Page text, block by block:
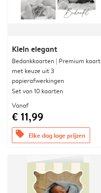
Klein elegant
Bedankkaarten | Premium kaart
met keuze uit 3
papierafwerkingen
Set van 10 kaarten
Vanaf
€ 11,99
offers Elke dag lage prijzen